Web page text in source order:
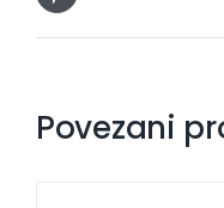
Povezani